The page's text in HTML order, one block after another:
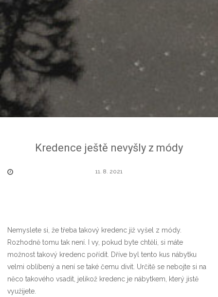
Kredence ještě nevyšly z módy
11. 8. 2021
Nemyslete si, že třeba takový kredenc již vyšel z módy.
Rozhodně tomu tak není. I vy, pokud byte chtěli, si máte
možnost takový kredenc pořídit. Dříve byl tento kus nábytku
velmi oblíbený a není se také čemu divit. Určitě se nebojte si na
něco takového vsadit, jelikož kredenc je nábytkem, který jistě
využijete.